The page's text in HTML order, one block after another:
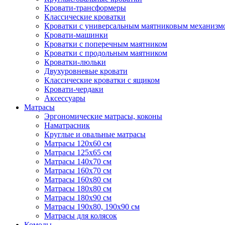
Кровати-трансформеры
Классические кроватки
Кроватки с универсальным маятниковым
Кровати-машинки
Кроватки с поперечным маятником
Кроватки с продольным маятником
Кроватки-люльки
Двухуровневые кровати
Классические кроватки с ящиком
Кровати-чердаки
Аксессуары
Матрасы
Эргономические матрасы, коконы
Наматрасник
Круглые и овальные матрасы
Матрасы 120х60 см
Матрасы 125х65 см
Матрасы 140х70 см
Матрасы 160х70 см
Матрасы 160х80 см
Матрасы 180х80 см
Матрасы 180х90 см
Матрасы 190х80, 190х90 см
Матрасы для колясок